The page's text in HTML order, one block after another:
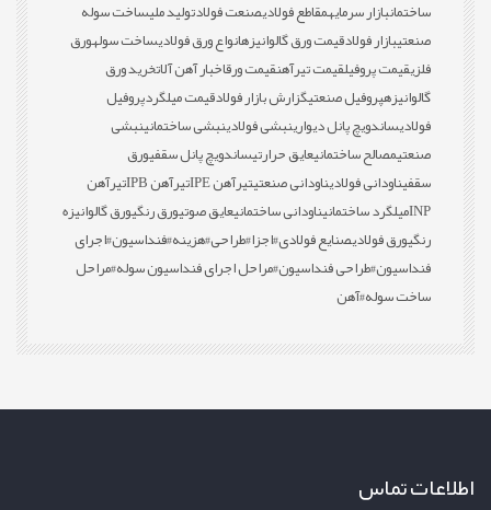
ساختمانبازار سرمایهمقاطع فولادیصنعت فولادتولید ملیساخت سوله
صنعتیبازار فولادقیمت ورق گالوانیزهانواع ورق فولادیساخت سولهورق
فلزیقیمت پروفیلقیمت تیرآهنقیمت ورقاخبار آهن آلاتخرید ورق
گالوانیزهپروفیل صنعتیگزارش بازار فولادقیمت میلگردپروفیل
فولادیساندویچ پانل دیوارینبشی فولادینبشی ساختمانینبشی
صنعتیمصالح ساختمانیعایق حرارتیساندویچ پانل سقفیورق
سقفیناودانی فولادیناودانی صنعتیتیرآهن IPE تیرآهن IPB
تیرآهن
INPمیلگرد ساختمانیناودانی ساختمانیعایق صوتیورق رنگیورق گالوانیزه
رنگیورق فولادیصنایع فولادی#اجزا#طراحی#هزینه#فنداسیون#اجرای
فنداسیون#طراحی فنداسیون#مراحل اجرای فنداسیون سوله#مراحل
ساخت سوله#آهن
اطلاعات تماس